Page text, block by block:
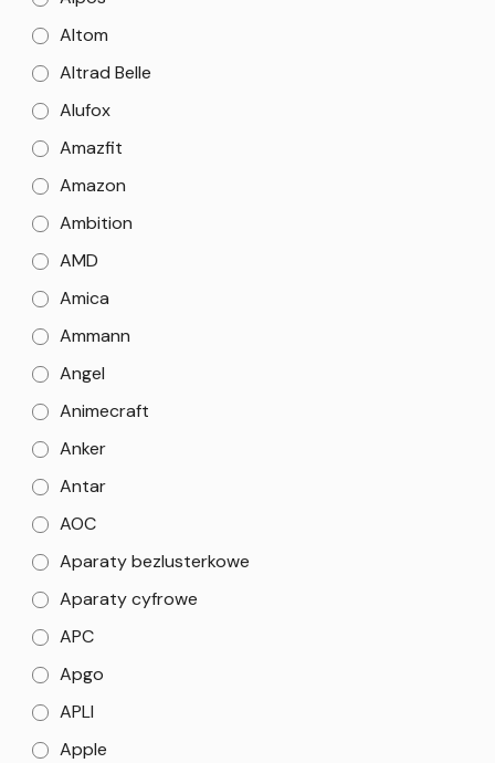
Altom
Altrad Belle
Alufox
Amazfit
Amazon
Ambition
AMD
Amica
Ammann
Angel
Animecraft
Anker
Antar
AOC
Aparaty bezlusterkowe
Aparaty cyfrowe
APC
Apgo
APLI
Apple